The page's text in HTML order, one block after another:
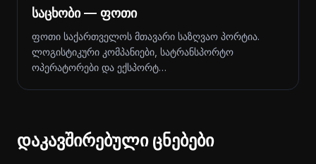
საცხობი — ფოთი
ფოთი საქართველოს მთავარი საზღვაო პორტია.
ლოგისტიკური კომპანიები, სატრანსპორტო
ოპერატორები და ექსპორტ…
დაკავშირებული ცნებები